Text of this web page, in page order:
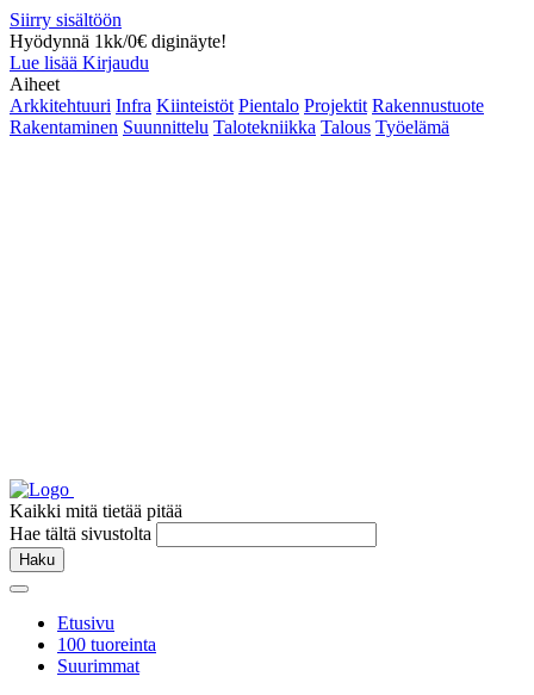
Siirry sisältöön
Hyödynnä 1kk/0€ diginäyte!
Lue lisää Kirjaudu
Aiheet
Arkkitehtuuri Infra Kiinteistöt Pientalo Projektit Rakennustuote
Rakentaminen Suunnittelu Talotekniikka Talous Työelämä
Kaikki mitä tietää pitää
Hae tältä sivustolta
Haku
Etusivu
100 tuoreinta
Suurimmat